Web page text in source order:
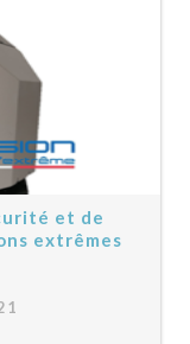
et de
extrêmes